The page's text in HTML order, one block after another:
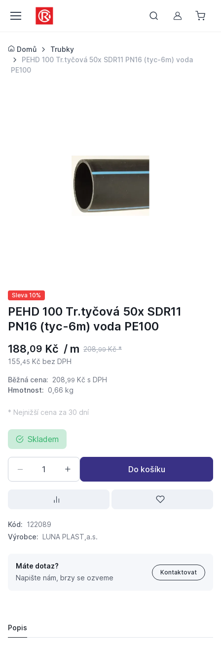
Můj účet
Domů
Trubky
PEHD 100 Tr.tyčová 50x SDR11 PN16 (tyc-6m) voda
PE100
Sleva 10%
PEHD 100 Tr.tyčová 50x SDR11
PN16 (tyc-6m) voda PE100
188,09 Kč / m 208,99Kč *
155, 45 Kč bez DPH
Běžná cena: 208, 99 Kč s DPH
Hmotnost: 0,66 kg
* Nejnižší cena za 30 dní
Skladem
Do košíku
Kód: 122089
Výrobce: LUNA PLAST,a.s.
Máte dotaz?
Napište nám, brzy se ozveme
Kontaktovat
Popis